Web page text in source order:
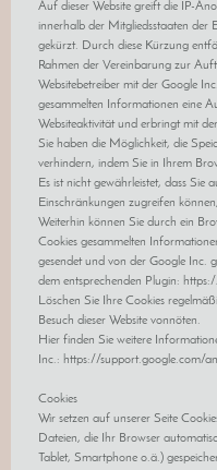
Auf dieser Website greift die IP-
innerhalb der Mitgliedsstaaten der
gekürzt. Durch diese Kürzung
Rahmen der Vereinbarung zur
Websitebetreiber mit der Google
gesammelten Informationen eine
Websiteaktivität und erbringt mit
Sie haben die Möglichkeit, die
verhindern, indem Sie in Ihrem
Es ist nicht gewährleistet, dass Sie
Einschränkungen zugreifen
Weiterhin können Sie durch ein
Cookies gesammelten
gesendet und von der Google Inc.
dem entsprechenden Plugin:
Löschen Sie Ihre Cookies
Besuch dieser Website vonnöten.
Hier finden Sie weitere
Inc.: https://support.google.com/
Cookies
Wir setzen auf unserer Seite
Dateien, die Ihr Browser
Tablet, Smartphone o.ä.)